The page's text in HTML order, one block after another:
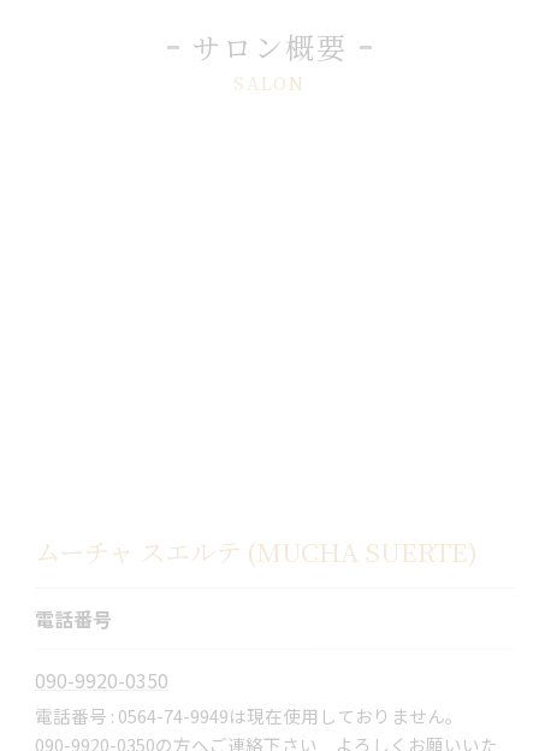
サロン概要
SALON
ムーチャ スエルテ (MUCHA SUERTE)
電話番号
090-9920-0350
電話番号 : 0564-74-9949は現在使用しておりません。
090-9920-0350の方へご連絡下さい よろしくお願いいた